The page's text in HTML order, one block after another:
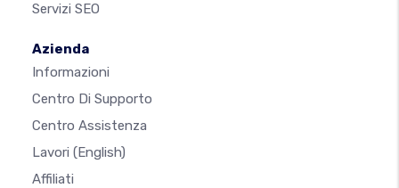
Servizi SEO
Azienda
Informazioni
Centro Di Supporto
Centro Assistenza
Lavori (English)
Affiliati